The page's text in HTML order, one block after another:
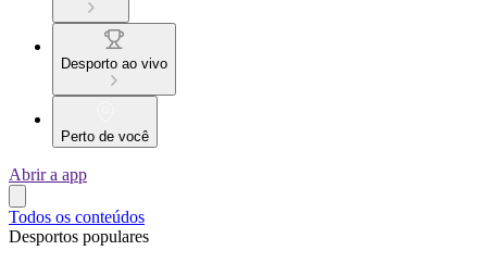
Desporto ao vivo
Perto de você
Abrir a app
Todos os conteúdos
Desportos populares